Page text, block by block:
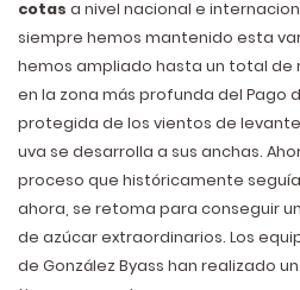
cotas a nivel nacional e
siempre hemos mantenido esta
hemos ampliado hasta un total de
en la zona más profunda del Pago
protegida de los vientos de
uva se desarrolla a sus anchas.
proceso que históricamente
ahora, se retoma para conseguir
de azúcar extraordinarios. Los
de González Byass han realizado